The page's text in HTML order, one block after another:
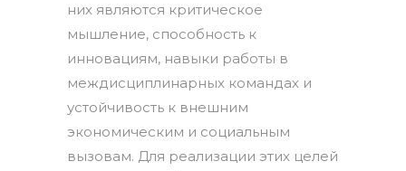
них являются критическое
мышление, способность к
инновациям, навыки работы в
междисциплинарных командах и
устойчивость к внешним
экономическим и социальным
вызовам. Для реализации этих целей